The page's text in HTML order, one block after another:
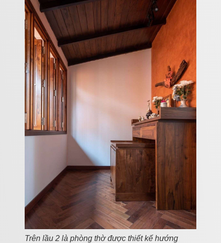
Trên lầu 2 là phòng thờ được thiết kế hướng